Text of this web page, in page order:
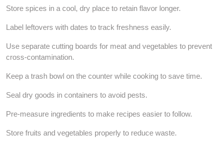
Store spices in a cool, dry place to retain flavor longer.
Label leftovers with dates to track freshness easily.
Use separate cutting boards for meat and vegetables to prevent
cross-contamination.
Keep a trash bowl on the counter while cooking to save time.
Seal dry goods in containers to avoid pests.
Pre-measure ingredients to make recipes easier to follow.
Store fruits and vegetables properly to reduce waste.